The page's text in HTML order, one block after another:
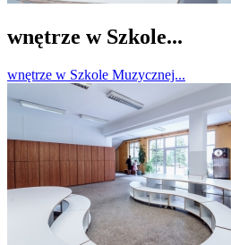
wnętrze w Szkole...
wnętrze w Szkole Muzycznej...